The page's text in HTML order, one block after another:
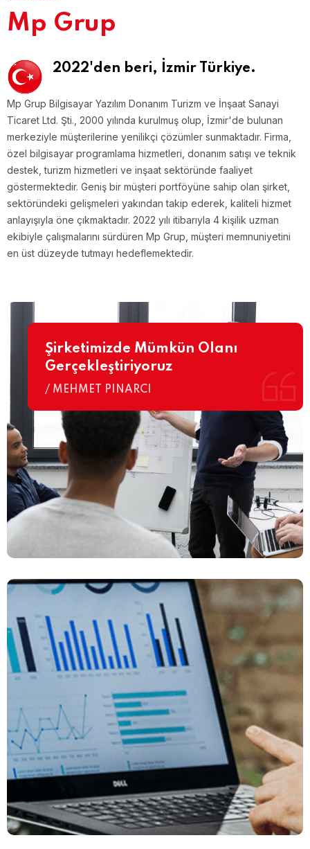
Mp Grup
2022'den beri, İzmir Türkiye.
Mp Grup Bilgisayar Yazılım Donanım Turizm ve İnşaat Sanayi
Ticaret Ltd. Şti., 2000 yılında kurulmuş olup, İzmir'de bulunan
merkeziyle müşterilerine yenilikçi çözümler sunmaktadır. Firma,
özel bilgisayar programlama hizmetleri, donanım satışı ve teknik
destek, turizm hizmetleri ve inşaat sektöründe faaliyet
göstermektedir. Geniş bir müşteri portföyüne sahip olan şirket,
sektöründeki gelişmeleri yakından takip ederek, kaliteli hizmet
anlayışıyla öne çıkmaktadır. 2022 yılı itibarıyla 4 kişilik uzman
ekibiyle çalışmalarını sürdüren Mp Grup, müşteri memnuniyetini
en üst düzeyde tutmayı hedeflemektedir.
Şirketimizde Mümkün Olanı
Gerçekleştiriyoruz
/ MEHMET PINARCI